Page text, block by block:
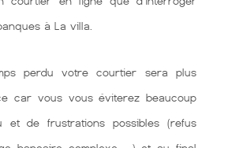
à La villa.
perdu votre courtier sera plus
car vous vous éviterez beaucoup
et de frustrations possibles (refus